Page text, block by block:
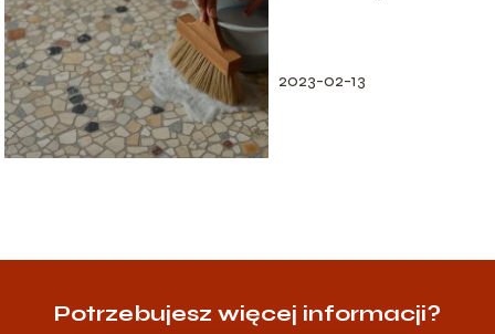
2023-02-13
Potrzebujesz więcej informacji?